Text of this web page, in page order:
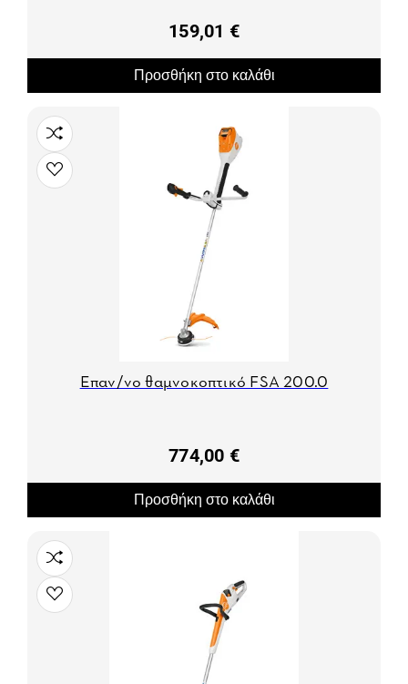
159,01 €
Προσθήκη στο καλάθι
Επαν/νο θαμνοκοπτικό FSA 200.0
774,00 €
Προσθήκη στο καλάθι